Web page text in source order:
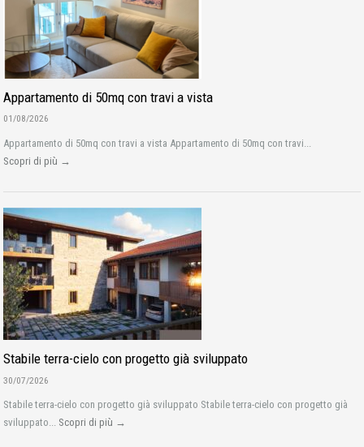
Appartamento di 50mq con travi a vista
01/08/2026
Appartamento di 50mq con travi a vista Appartamento di 50mq con travi...
Scopri di più →
Stabile terra-cielo con progetto già sviluppato
30/07/2026
Stabile terra-cielo con progetto già sviluppato Stabile terra-cielo con progetto già
sviluppato... Scopri di più →